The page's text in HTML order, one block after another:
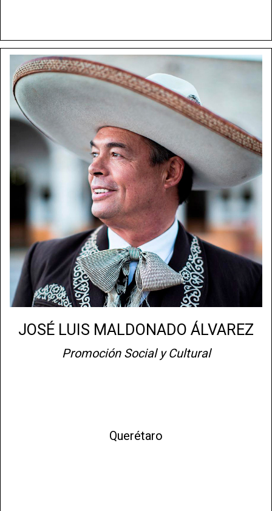
JOSÉ LUIS MALDONADO ÁLVAREZ
Promoción Social y Cultural
Querétaro